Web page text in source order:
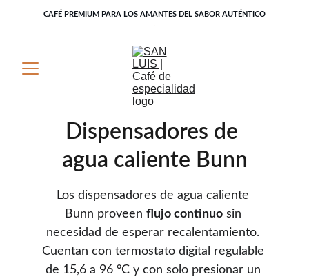
CAFÉ PREMIUM PARA LOS AMANTES DEL SABOR AUTÉNTICO
Dispensadores de
agua caliente Bunn
Los dispensadores de agua caliente
Bunn proveen flujo continuo sin
necesidad de esperar recalentamiento.
Cuentan con termostato digital regulable
de 15,6 a 96 °C y con solo presionar un